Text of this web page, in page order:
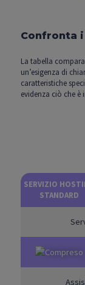
Confronta
La tabella
un’esigenza di
caratteristiche
evidenza ciò che
SERVIZIO
STANDARD